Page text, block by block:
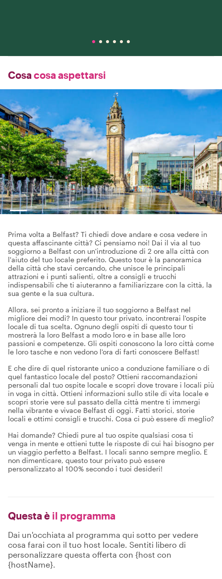
Cosa cosa aspettarsi
Prima volta a Belfast? Ti chiedi dove andare e cosa vedere in
questa affascinante città? Ci pensiamo noi! Dai il via al tuo
soggiorno a Belfast con un'introduzione di 2 ore alla città con
l'aiuto del tuo locale preferito. Questo tour è la panoramica
della città che stavi cercando, che unisce le principali
attrazioni e i punti salienti, oltre a consigli e trucchi
indispensabili che ti aiuteranno a familiarizzare con la città, la
sua gente e la sua cultura.
Allora, sei pronto a iniziare il tuo soggiorno a Belfast nel
migliore dei modi? In questo tour privato, incontrerai l'ospite
locale di tua scelta. Ognuno degli ospiti di questo tour ti
mostrerà la loro Belfast a modo loro e in base alle loro
passioni e competenze. Gli ospiti conoscono la loro città come
le loro tasche e non vedono l'ora di farti conoscere Belfast!
E che dire di quel ristorante unico a conduzione familiare o di
quel fantastico locale del posto? Ottieni raccomandazioni
personali dal tuo ospite locale e scopri dove trovare i locali più
in voga in città. Ottieni informazioni sullo stile di vita locale e
scopri storie vere sul passato della città mentre ti immergi
nella vibrante e vivace Belfast di oggi. Fatti storici, storie
locali e ottimi consigli e trucchi. Cosa ci può essere di meglio?
Hai domande? Chiedi pure al tuo ospite qualsiasi cosa ti
venga in mente e ottieni tutte le risposte di cui hai bisogno per
un viaggio perfetto a Belfast. I locali sanno sempre meglio. E
non dimenticare, questo tour privato può essere
personalizzato al 100% secondo i tuoi desideri!
Questa è il programma
Dai un'occhiata al programma qui sotto per vedere
cosa farai con il tuo host locale. Sentiti libero di
personalizzare questa offerta con {host con
{hostName}.